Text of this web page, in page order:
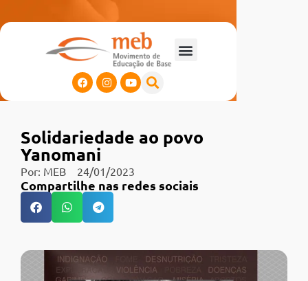
Solidariedade ao povo
Yanomani
Por: MEB 24/01/2023
Compartilhe nas redes sociais